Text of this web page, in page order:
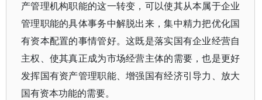
产管理机构职能的这一转变，可以使其从本属于企业
管理职能的具体事务中解脱出来，集中精力把优化国
有资本配置的事情管好。这既是落实国有企业经营自
主权、使其真正成为市场经营主体的需要，也是更好
发挥国有资产管理职能、增强国有经济引导力、放大
国有资本功能的需要。